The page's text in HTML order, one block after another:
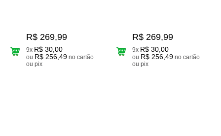
R$ 269,99
9x R$ 30,00
ou R$ 256,49 no cartão
ou pix
R$ 269,99
9x R$ 30,00
ou R$ 256,49 no cartão
ou pix